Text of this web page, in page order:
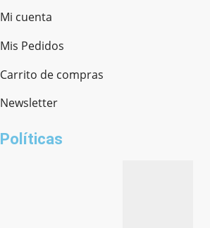
Mi cuenta
Mis Pedidos
Carrito de compras
Newsletter
Políticas